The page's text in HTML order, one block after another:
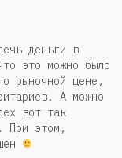
деньги в
это можно было
рыночной цене,
А можно
вот так
При этом,